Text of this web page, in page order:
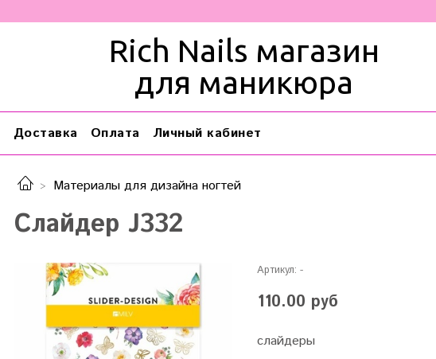
Rich Nails магазин
для маникюра
Доставка Оплата Личный кабинет
Материалы для дизайна ногтей
Слайдер J332
Артикул: -
110.00 руб
слайдеры